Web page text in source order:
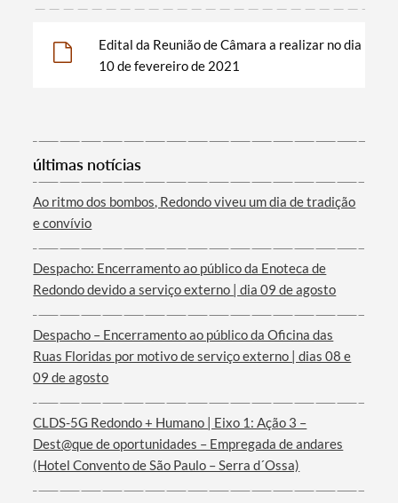
Termo de Pesquisa
Categorias gerais
Filtros
Edital da Reunião de Câmara a realizar no dia
10 de fevereiro de 2021
últimas notícias
Ao ritmo dos bombos, Redondo viveu um dia de tradição
e convívio
Despacho: Encerramento ao público da Enoteca de
Redondo devido a serviço externo | dia 09 de agosto
Despacho – Encerramento ao público da Oficina das
Ruas Floridas por motivo de serviço externo | dias 08 e
09 de agosto
CLDS-5G Redondo + Humano | Eixo 1: Ação 3 –
Dest@que de oportunidades – Empregada de andares
(Hotel Convento de São Paulo – Serra d´Ossa)